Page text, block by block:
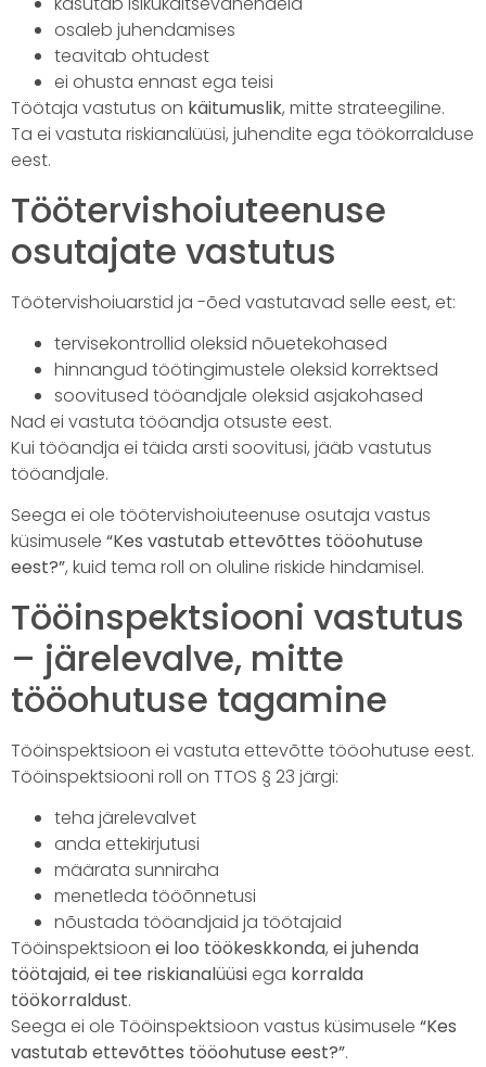
osaleb juhendamises
teavitab ohtudest
ei ohusta ennast ega teisi
Töötaja vastutus on käitumuslik, mitte strateegiline.
Ta ei vastuta riskianalüüsi, juhendite ega töökorralduse
eest.
Töötervishoiuteenuse
osutajate vastutus
Töötervishoiuarstid ja -õed vastutavad selle eest, et:
tervisekontrollid oleksid nõuetekohased
hinnangud töötingimustele oleksid korrektsed
soovitused tööandjale oleksid asjakohased
Nad ei vastuta tööandja otsuste eest.
Kui tööandja ei täida arsti soovitusi, jääb vastutus
tööandjale.
Seega ei ole töötervishoiuteenuse osutaja vastus
küsimusele “Kes vastutab ettevõttes tööohutuse
eest?”, kuid tema roll on oluline riskide hindamisel.
Tööinspektsiooni vastutus
– järelevalve, mitte
tööohutuse tagamine
Tööinspektsioon ei vastuta ettevõtte tööohutuse eest.
Tööinspektsiooni roll on TTOS § 23 järgi:
teha järelevalvet
anda ettekirjutusi
määrata sunniraha
menetleda tööõnnetusi
nõustada tööandjaid ja töötajaid
Tööinspektsioon ei loo töökeskkonda, ei juhenda
töötajaid, ei tee riskianalüüsiega korralda
töökorraldust.
Seega ei ole Tööinspektsioon vastus küsimusele “Kes
vastutab ettevõttes tööohutuse eest?”.